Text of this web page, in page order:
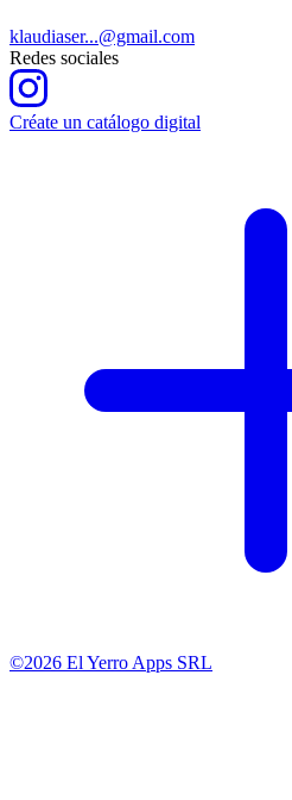
klaudiaser...@gmail.com
Redes sociales
Créate un catálogo digital
©2026 El Yerro Apps SRL